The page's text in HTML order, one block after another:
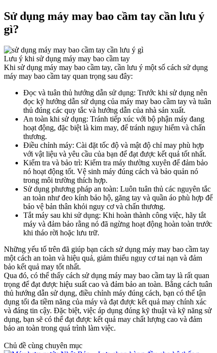
Sử dụng máy may bao cầm tay cần lưu ý
gì?​
Lưu ý khi sử dụng máy may bao cầm tay
Khi sử dụng máy may bao cầm tay, cần lưu ý một số cách sử dụng
máy may bao cầm tay quan trọng sau đây:
Đọc và tuân thủ hướng dẫn sử dụng: Trước khi sử dụng nên
đọc kỹ hướng dẫn sử dụng của máy may bao cầm tay và tuân
thủ đúng các quy tắc và hướng dẫn của nhà sản xuất.
An toàn khi sử dụng: Tránh tiếp xúc với bộ phận máy đang
hoạt động, đặc biệt là kim may, để tránh nguy hiểm và chấn
thương.
Điều chỉnh máy: Cài đặt tốc độ và mật độ chỉ may phù hợp
với vật liệu và yêu cầu của bạn để đạt được kết quả tốt nhất.
Kiểm tra và bảo trì: Kiểm tra máy thường xuyên để đảm bảo
nó hoạt động tốt. Vệ sinh máy đúng cách và bảo quản nó
trong môi trường thích hợp.
Sử dụng phương pháp an toàn: Luôn tuân thủ các nguyên tắc
an toàn như đeo kính bảo hộ, găng tay và quần áo phù hợp để
bảo vệ bản thân khỏi nguy cơ và chấn thương.
Tắt máy sau khi sử dụng: Khi hoàn thành công việc, hãy tắt
máy và đảm bảo rằng nó đã ngừng hoạt động hoàn toàn trước
khi tháo rời hoặc lưu trữ.
Những yếu tố trên đã giúp bạn cách sử dụng máy may bao cầm tay
một cách an toàn và hiệu quả, giảm thiểu nguy cơ tai nạn và đảm
bảo kết quả may tốt nhất.
Qua đó, có thể thấy cách sử dụng máy may bao cầm tay là rất quan
trọng để đạt được hiệu suất cao và đảm bảo an toàn. Bằng cách tuân
thủ hướng dẫn sử dụng, điều chỉnh máy đúng cách, bạn có thể tận
dụng tối đa tiềm năng của máy và đạt được kết quả may chính xác
và đáng tin cậy. Đặc biệt, việc áp dụng đúng kỹ thuật và kỹ năng sử
dụng, bạn sẽ có thể đạt được kết quả may chất lượng cao và đảm
bảo an toàn trong quá trình làm việc.
Chủ đề cùng chuyên mục